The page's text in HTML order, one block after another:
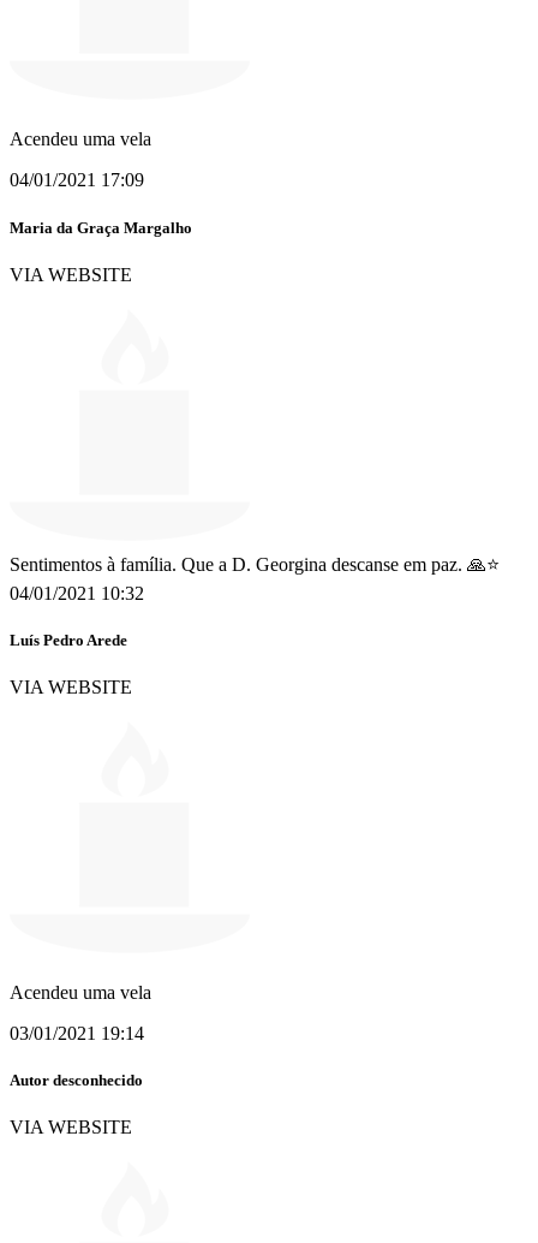
Acendeu uma vela
04/01/2021 17:09
Maria da Graça Margalho
VIA WEBSITE
Sentimentos à família. Que a D. Georgina descanse em paz. 🙏⭐️
04/01/2021 10:32
Luís Pedro Arede
VIA WEBSITE
Acendeu uma vela
03/01/2021 19:14
Autor desconhecido
VIA WEBSITE